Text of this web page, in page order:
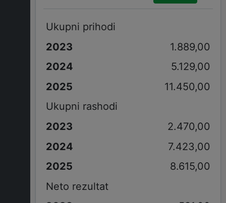
Ukupni prihodi
1.889,00
5.129,00
11.450,00
Ukupni rashodi
2.470,00
7.423,00
8.615,00
Neto rezultat